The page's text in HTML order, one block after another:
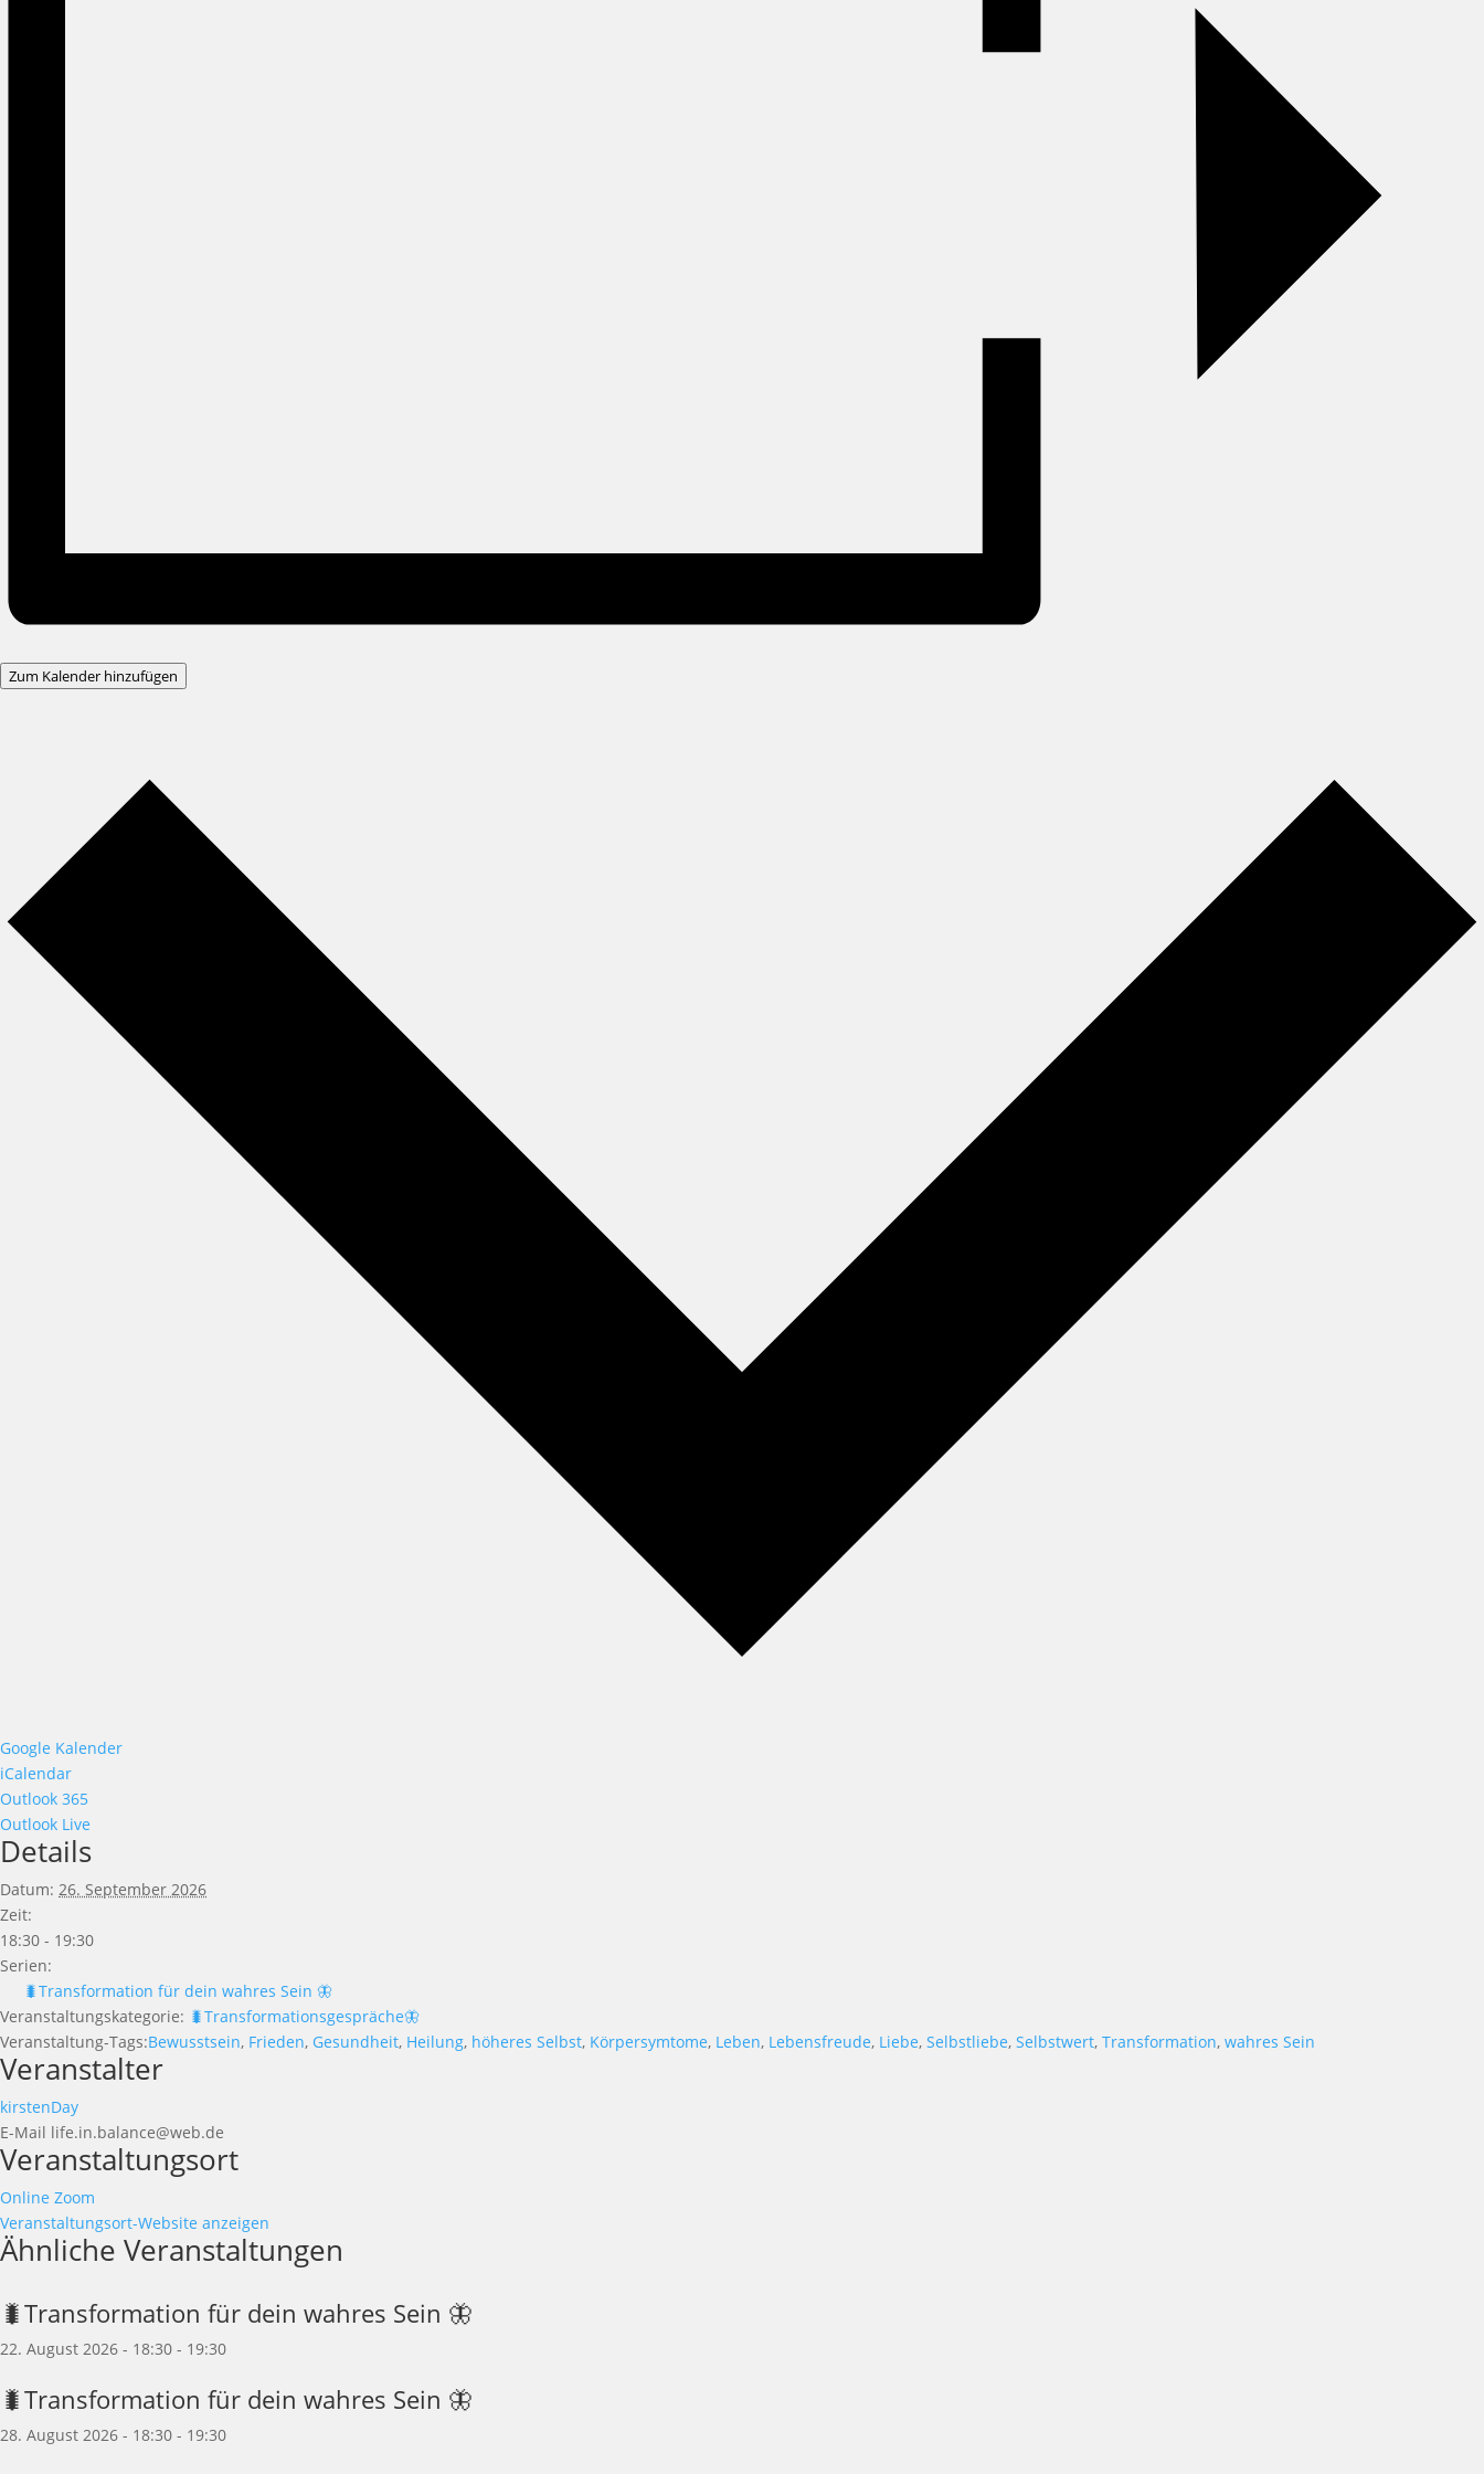
Zum Kalender hinzufügen
Google Kalender
iCalendar
Outlook 365
Outlook Live
Details
Datum: 26. September 2026
Zeit:
18:30 - 19:30
Serien:
🐛Transformation für dein wahres Sein 🦋
Veranstaltungskategorie: 🐛Transformationsgespräche🦋
Veranstaltung-Tags:Bewusstsein, Frieden, Gesundheit, Heilung, höheres Selbst, Körpersymtome, Leben, Lebensfreude, Liebe, Selbstliebe, Selbstwert, Transformation, wahres Sein
Veranstalter
kirstenDay
E-Mail life.in.balance@web.de
Veranstaltungsort
Online Zoom
Veranstaltungsort-Website anzeigen
Ähnliche Veranstaltungen
🐛Transformation für dein wahres Sein 🦋
22. August 2026 - 18:30 - 19:30
🐛Transformation für dein wahres Sein 🦋
28. August 2026 - 18:30 - 19:30